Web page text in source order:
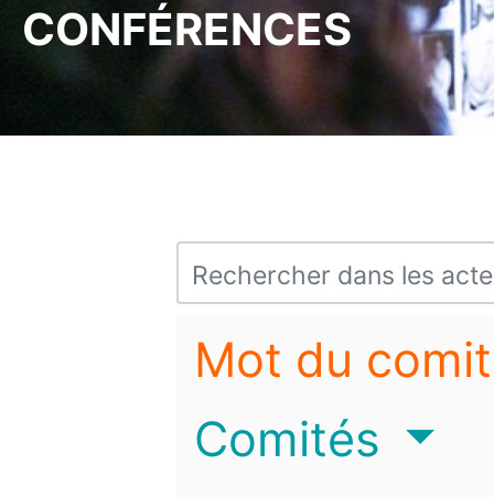
CONFÉRENCES
Mot du
Comités